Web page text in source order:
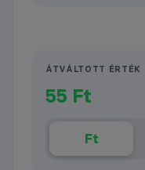
ÁTVÁLTOTT ÉRTÉK
55 Ft
Ft